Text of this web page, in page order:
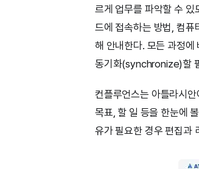
르게 업무를 파악할 수
드에 접속하는 방법, 컴퓨
해 안내한다. 모든 과정에
동기화(synchronize)할
컨플루언스는 아틀라시
목표, 할 일 등을 한눈에
유가 필요한 경우 편집과